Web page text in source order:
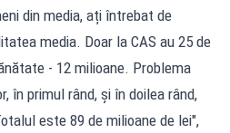
din media, ați întrebat de
media. Doar la CAS au 25 de
- 12 milioane. Problema
în primul rând, și în doilea rând,
este 89 de milioane de lei",